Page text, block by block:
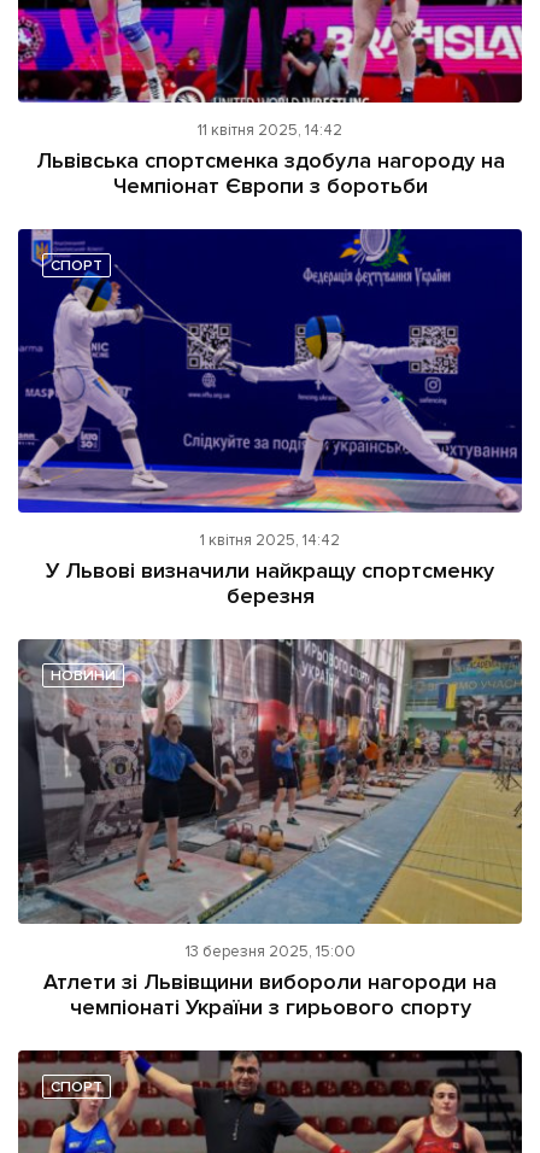
11 квітня 2025, 14:42
Львівська спортсменка здобула нагороду на
Чемпіонат Європи з боротьби
СПОРТ
1 квітня 2025, 14:42
У Львові визначили найкращу спортсменку
березня
НОВИНИ
13 березня 2025, 15:00
Атлети зі Львівщини вибороли нагороди на
чемпіонаті України з гирьового спорту
СПОРТ